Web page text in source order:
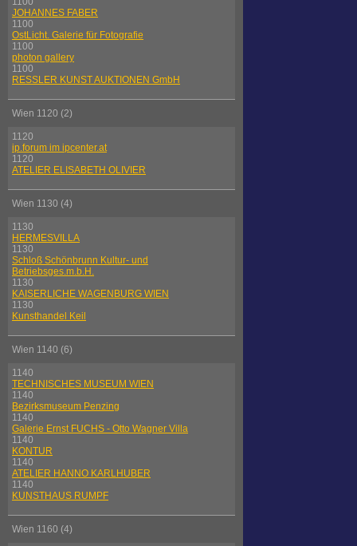
JOHANNES FABER
1100
OstLicht. Galerie für Fotografie
1100
photon gallery
1100
RESSLER KUNST AUKTIONEN GmbH
Wien 1120 (2)
1120
ip.forum im ipcenter.at
1120
ATELIER ELISABETH OLIVIER
Wien 1130 (4)
1130
HERMESVILLA
1130
Schloß Schönbrunn Kultur- und
Betriebsges.m.b.H.
1130
KAISERLICHE WAGENBURG WIEN
1130
Kunsthandel Keil
Wien 1140 (6)
1140
TECHNISCHES MUSEUM WIEN
1140
Bezirksmuseum Penzing
1140
Galerie Ernst FUCHS - Otto Wagner Villa
1140
KONTUR
1140
ATELIER HANNO KARLHUBER
1140
KUNSTHAUS RUMPF
Wien 1160 (4)